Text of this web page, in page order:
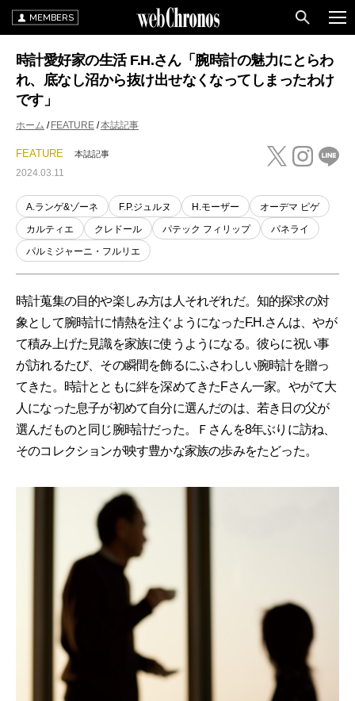
MEMBERS
時計愛好家の生活 F.H.さん「腕時計の魅力にとらわ
れ、底なし沼から抜け出せなくなってしまったわけ
です」
ホーム FEATURE 本誌記事
FEATURE 本誌記事
2024.03.11
A.ランゲ&ゾーネ F.P.ジュルヌ H.モーザー
オーデマ ピゲ
カルティエ
クレドール パテック フィリップ
パネライ
パルミジャーニ・フルリエ
時計蒐集の目的や楽しみ方は人それぞれだ。知的探求の対
象として腕時計に情熱を注ぐようになったF.H.さんは、やが
て積み上げた見識を家族に使うようになる。彼らに祝い事
が訪れるたび、その瞬間を飾るにふさわしい腕時計を贈っ
てきた。時計とともに絆を深めてきたFさん一家。やがて大
人になった息子が初めて自分に選んだのは、若き日の父が
選んだものと同じ腕時計だった。Ｆさんを8年ぶりに訪ね、
そのコレクションが映す豊かな家族の歩みをたどった。